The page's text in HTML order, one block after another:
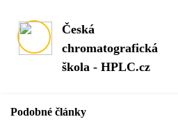
Česká
chromatografická
škola - HPLC.cz
Podobné články